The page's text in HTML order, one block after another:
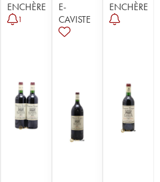
ENCHÈRE
1
E-
CAVISTE
ENCHÈRE